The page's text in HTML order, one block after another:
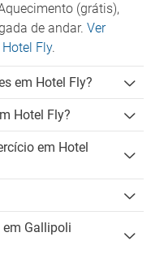
(grátis),
de andar. Ver
Fly.
em Hotel Fly?
Hotel Fly?
em Hotel
Gallipoli